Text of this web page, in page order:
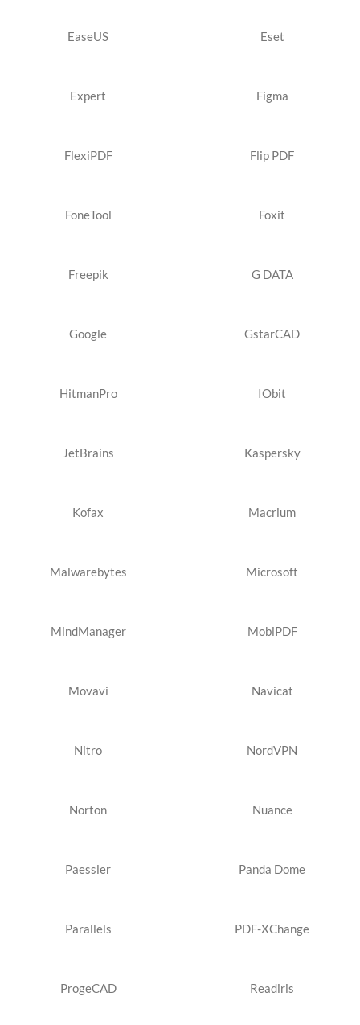
EaseUS Eset
Expert Figma
FlexiPDF Flip PDF
FoneTool Foxit
Freepik G DATA
Google GstarCAD
HitmanPro IObit
JetBrains Kaspersky
Kofax Macrium
Malwarebytes Microsoft
MindManager MobiPDF
Movavi Navicat
Nitro NordVPN
Norton Nuance
Paessler Panda Dome
Parallels PDF-XChange
ProgeCAD Readiris